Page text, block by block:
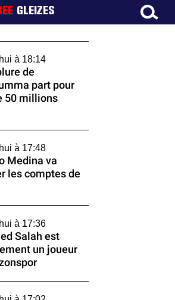
GLEIZES
à 18:14
de
part pour
50 millions
à 17:48
Medina va
les comptes de
à 17:36
Salah est
un joueur